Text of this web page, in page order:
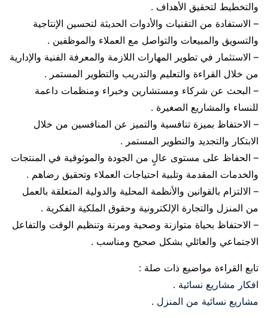
والتخطيط لتحقيق الأهداف .
– الاستفادة من التقنيات والأدوات الحديثة لتحسين الإنتاجية
والتسويق والمبيعات والتواصل مع العملاء والموظفين .
– الاستثمار في تطوير المهارات اللازمة والمعرفة الفنية والإدارية
من خلال القراءة والتعليم والتدريب والتطوير المستمر .
– البحث عن شركاء ومستشارين وخبراء ومنظمات داعمة
للنساء والمشاريع الصغيرة .
– الاحتفاظ بميزة تنافسية والتميز عن المنافسين من خلال
الابتكار والتجديد والتطوير المستمر .
– الحفاظ على مستوى عالٍ من الجودة والموثوقية في المنتجات
والخدمات المقدمة وتلبية احتياجات العملاء وتحقيق رضاهم .
– الالتزام بالقوانين والأنظمة المحلية والدولية المتعلقة بالعمل
من المنزل والتجارة الإلكترونية وحقوق الملكية الفكرية .
– الاحتفاظ بحياة متوازنة وصحية ومرنة وتنظيم الوقت والتفاعل
الاجتماعي والعائلي بشكل صحيح ومناسب .
تابع القراءة مواضيع ذات صلة :
افكار مشاريع نسائية .
مشاريع نسائية من المنزل .